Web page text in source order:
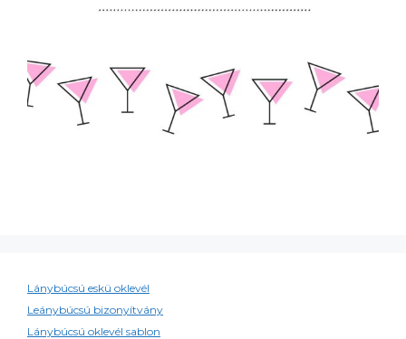
Lánybúcsú eskü oklevél
Leánybúcsú bizonyítvány
Lánybúcsú oklevél sablon